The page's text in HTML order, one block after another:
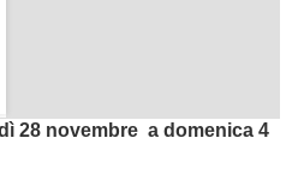
28 novembre a domenica 4